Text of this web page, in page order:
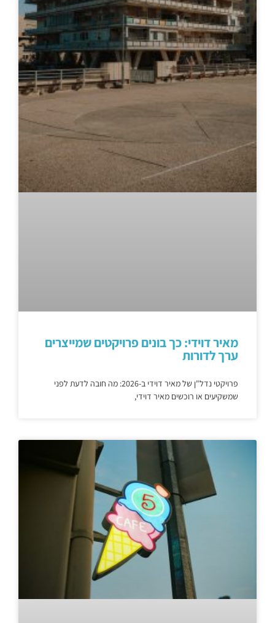
מאיר דוידי: כך בונים פרויקטים שמייצרים
ערך לדורות
פרויקטי נדל"ן של מאיר דוידי ב-2026: מה חובה לדעת לפני
שמשקיעים או רוכשים מאיר דוידי,